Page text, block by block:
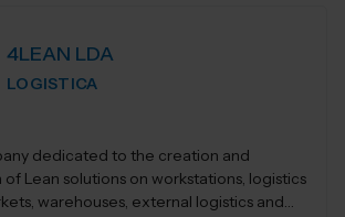
4LEAN LDA
LOGISTICA
dedicated to the creation and
Lean solutions on workstations, logistics
warehouses, external logistics and